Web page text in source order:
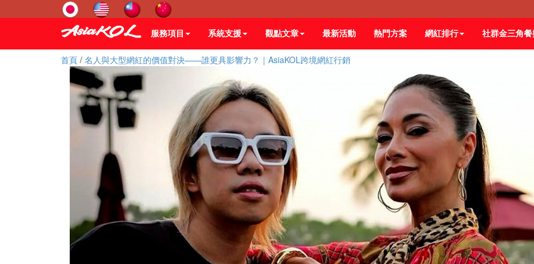
服務項目 系統支援 觀點文章 最新活動 熱門方案 網紅排行 社群金三角
首頁 / 名人與大型網紅的價值對決——誰更具影響力？｜AsiaKOL跨境網紅行銷